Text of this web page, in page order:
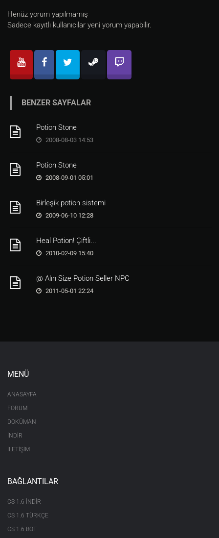
Henüz yorum yapılmamış
Sadece kayıtlı kullanıcılar yeni yorum yapabilir.
BENZER SAYFALAR
Potion Stone
2008-08-03 14:53
Potion Stone
2008-09-01 05:01
Birleşik potion sistemi
2009-06-10 12:28
Heal Potion! Çiftli...
2010-02-09 15:40
@ Alın Size Potion Seller NPC
2011-05-01 22:24
MENÜ
ANASAYFA
FORUM
DOKÜMAN
İNDİR
İLETİŞİM
BAĞLANTILAR
CS 1.6 INDIR
CS 1.6 TÜRKÇE
CS 1.6 BOT